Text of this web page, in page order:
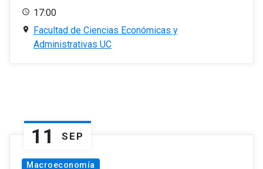
17:00
Facultad de Ciencias Económicas y
Administrativas UC
11 SEP
Macroeconomía